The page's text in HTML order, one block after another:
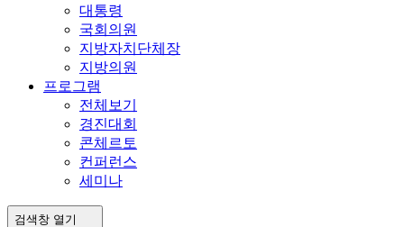
대통령
국회의원
지방자치단체장
지방의원
프로그램
전체보기
경진대회
콘체르토
컨퍼런스
세미나
검색창 열기